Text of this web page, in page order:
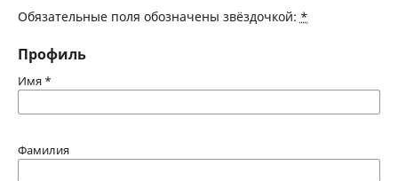
Обязательные поля обозначены звёздочкой: *
Профиль
Имя *
Фамилия